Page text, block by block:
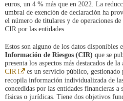
euros, un 4 % más que en 2022. La
umbral de exención de declaración ha
el número de titulares y de operaciones
CIR por las entidades.
Estos son alguno de los datos disponibles
Información de Riesgos (CIR) que se
presenta los aspectos más destacados de
CIR
Abre
en
ventana
nueva
es un servicio público, gestionado
recopila información individualizada de
concedidas por las entidades financieras a
físicas o jurídicas. Tiene dos objetivos